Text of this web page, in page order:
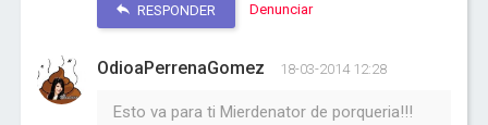
RESPONDER Denunciar
OdioaPerrenaGomez 18-03-2014 12:28
Esto va para ti Mierdenator de porqueria!!!